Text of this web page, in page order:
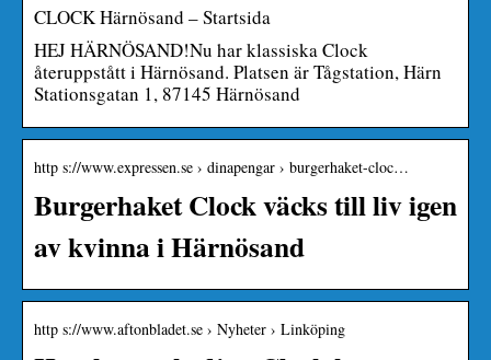
CLOCK Härnösand – Startsida
HEJ HÄRNÖSAND!Nu har klassiska Clock
återuppstått i Härnösand. Platsen är Tågstation, Härn
Stationsgatan 1, 87145 Härnösand
http s://www.expressen.se › dinapengar › burgerhaket-cloc…
Burgerhaket Clock väcks till liv igen
av kvinna i Härnösand
http s://www.aftonbladet.se › Nyheter › Linköping